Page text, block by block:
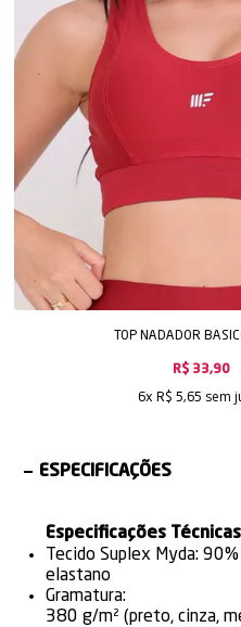
TOP NADADOR
R$ 33,90
6x R$ 5,65 sem
ESPECIFICAÇÕES
Especificações Técnicas
Tecido Suplex Myda:
elastano
Gramatura:
380 g/m² (preto, cinza,